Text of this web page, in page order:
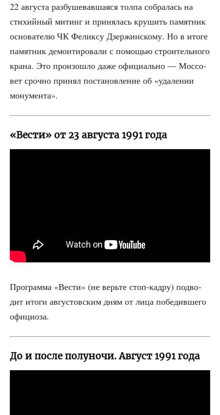
22 авгу­ста раз­бу­ше­вав­ша­я­ся тол­па собра­лась на
сти­хий­ный митинг и при­ня­лась кру­шить памят­ник
осно­ва­те­лю ЧК Фелик­су Дзер­жин­ско­му. Но в ито­ге
памят­ник демон­ти­ро­ва­ли с помо­щью стро­и­тель­но­го
кра­на. Это про­изо­шло даже офи­ци­аль­но — Мос­со­
вет сроч­но при­нял поста­нов­ле­ние об «уда­ле­нии
монумента».
«Вести» от 23 августа 1991 года
Про­грам­ма «Вести» (не верь­те стоп-кад­ру) под­во­
дит ито­ги авгу­стов­ским дням от лица побе­див­ше­го
официоза.
До и после полуночи. Август 1991 года